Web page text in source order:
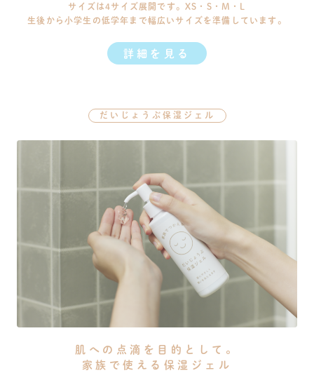
サイズは4サイズ展開です。XS・S・M・L
生後から小学生の低学年まで幅広いサイズを準備しています。
詳細を見る
だいじょうぶ保湿ジェル
肌への点滴を目的として。
家族で使える保湿ジェル